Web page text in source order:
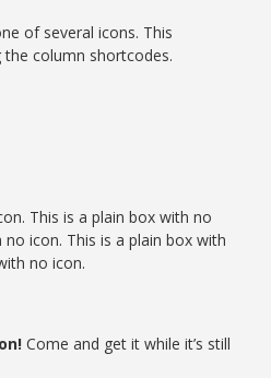
of several icons. This
column shortcodes.
This is a plain box with no
icon. This is a plain box with
no icon.
Come and get it while it’s still